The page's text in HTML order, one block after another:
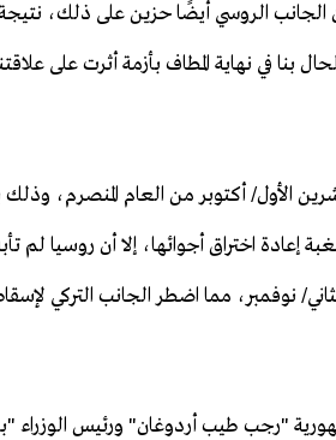
الروسي أيضًا حزين على ذلك، نتيجة
بنا في نهاية المطاف بأزمة أثرت على
إعادة اختراق أجوائها، إلا أن روسيا لم
لاختراق الأجواء التركي في 23 تشرين الثاني/ نوفمبر، مما اضطر الجانب
"رجب طيب أردوغان" ورئيس الوزراء